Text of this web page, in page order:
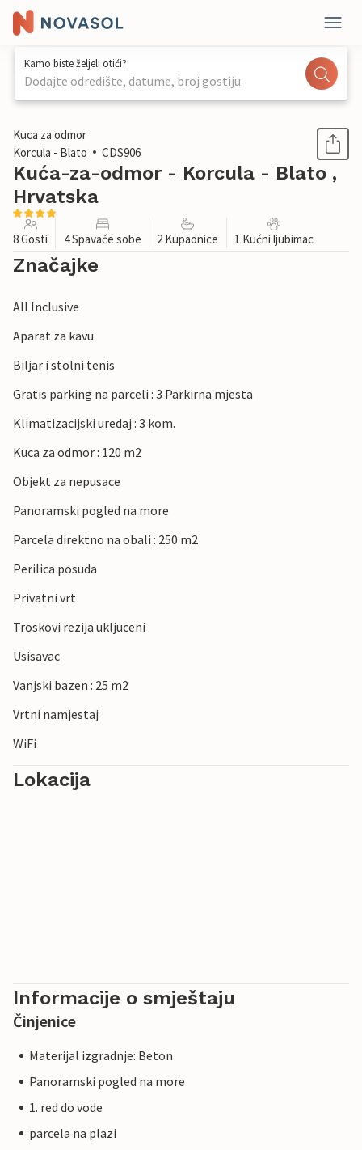
Kamo biste željeli otići?
Dodajte odredište, datume, broj gostiju
1 / 35
Kuca za odmor
Korcula - Blato
CDS906
Kuća-za-odmor - Korcula - Blato ,
Hrvatska
8 Gosti 4 Spavaće sobe 2 Kupaonice 1 Kućni ljubimac
Značajke
All Inclusive
Aparat za kavu
Biljar i stolni tenis
Gratis parking na parceli : 3 Parkirna mjesta
Klimatizacijski uredaj : 3 kom.
Kuca za odmor : 120 m2
Objekt za nepusace
Panoramski pogled na more
Parcela direktno na obali : 250 m2
Perilica posuda
Privatni vrt
Troskovi rezija ukljuceni
Usisavac
Vanjski bazen : 25 m2
Vrtni namjestaj
WiFi
Lokacija
Informacije o smještaju
Činjenice
Materijal izgradnje: Beton
Panoramski pogled na more
1. red do vode
parcela na plazi